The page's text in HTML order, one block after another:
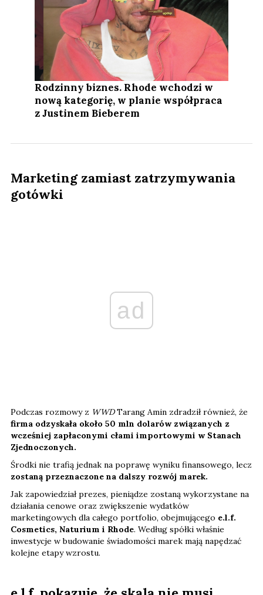
Rodzinny biznes. Rhode wchodzi w
nową kategorię, w planie współpraca
z Justinem Bieberem
Marketing zamiast zatrzymywania
gotówki
ad
Podczas rozmowy z WWDTarang Amin zdradził również, że
firma odzyskała około 50 mln dolarów związanych z
wcześniej zapłaconymi cłami importowymi w Stanach
Zjednoczonych.
Środki nie trafią jednak na poprawę wyniku finansowego, lecz
zostaną przeznaczone na dalszy rozwój marek.
Jak zapowiedział prezes, pieniądze zostaną wykorzystane na
działania cenowe oraz zwiększenie wydatków
marketingowych dla całego portfolio, obejmującego e.l.f.
Cosmetics, Naturium i Rhode. Według spółki właśnie
inwestycje w budowanie świadomości marek mają napędzać
kolejne etapy wzrostu.